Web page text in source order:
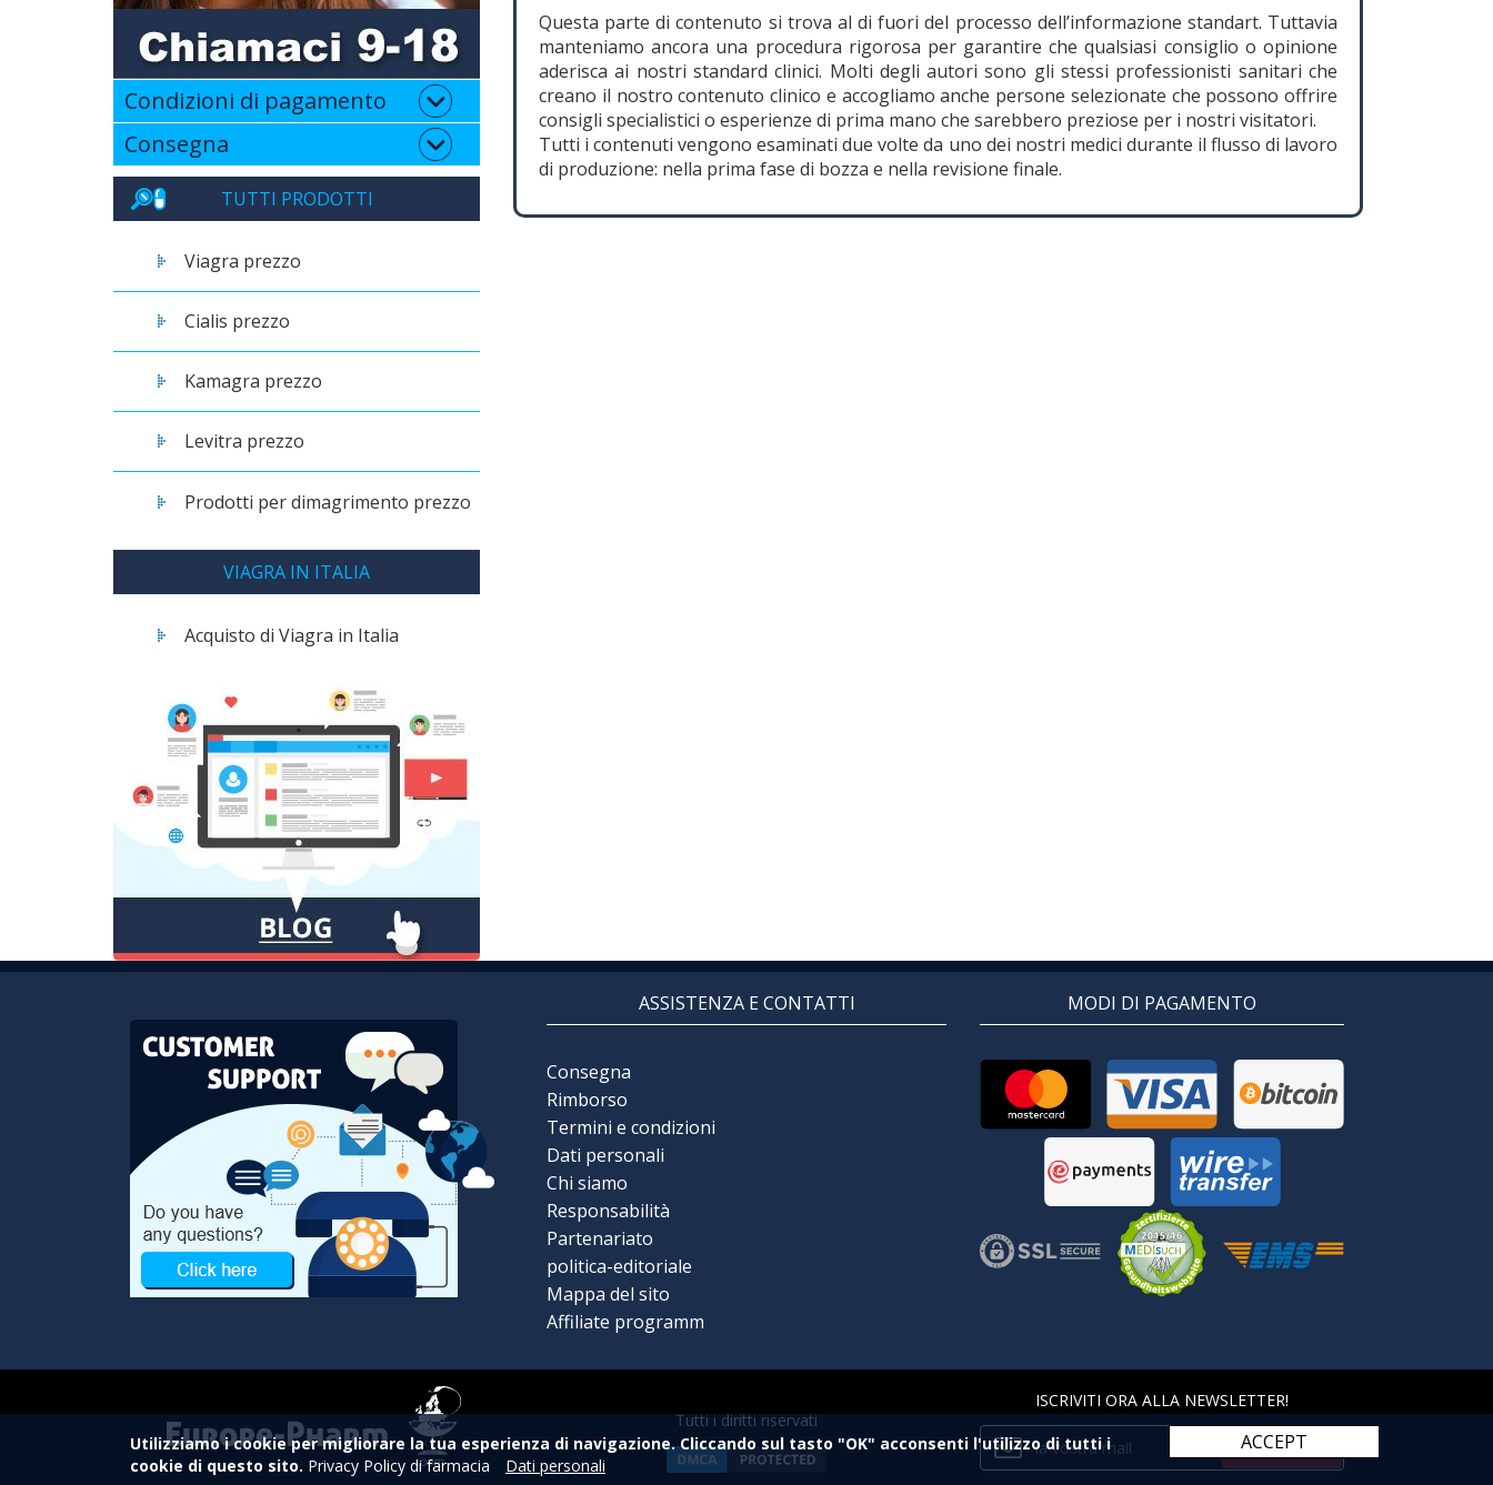
Condizioni di pagamento
Consegna
TUTTI PRODOTTI
Viagra prezzo
Cialis prezzo
Kamagra prezzo
Levitra prezzo
Prodotti per dimagrimento prezzo
VIAGRA IN ITALIA
Acquisto di Viagra in Italia
Questa parte di contenuto si trova al di fuori del processo dell’informazione standart. Tuttavia
manteniamo ancora una procedura rigorosa per garantire che qualsiasi consiglio o opinione
aderisca ai nostri standard clinici. Molti degli autori sono gli stessi professionisti sanitari che
creano il nostro contenuto clinico e accogliamo anche persone selezionate che possono offrire
consigli specialistici o esperienze di prima mano che sarebbero preziose per i nostri visitatori.
Tutti i contenuti vengono esaminati due volte da uno dei nostri medici durante il flusso di lavoro
di produzione: nella prima fase di bozza e nella revisione finale.
ASSISTENZA E CONTATTI
Consegna
Rimborso
Termini e condizioni
Dati personali
Chi siamo
Responsabilità
Partenariato
politica-editoriale
Mappa del sito
Affiliate programm
MODI DI PAGAMENTO
Tutti i diritti riservati
ISCRIVITI ORA ALLA NEWSLETTER!
Utilizziamo i cookie per migliorare la tua esperienza di navigazione. Cliccando sul tasto "OK" acconsenti l'utilizzo di tutti i
cookie di questo sito. Privacy Policy di farmacia Dati personali
ACCEPT